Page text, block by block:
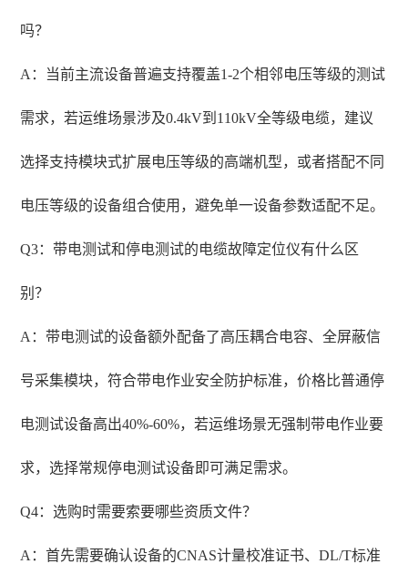
吗？
A：当前主流设备普遍支持覆盖1-2个相邻电压等级的测试
需求，若运维场景涉及0.4kV到110kV全等级电缆，建议
选择支持模块式扩展电压等级的高端机型，或者搭配不同
电压等级的设备组合使用，避免单一设备参数适配不足。
Q3：带电测试和停电测试的电缆故障定位仪有什么区
别？
A：带电测试的设备额外配备了高压耦合电容、全屏蔽信
号采集模块，符合带电作业安全防护标准，价格比普通停
电测试设备高出40%-60%，若运维场景无强制带电作业要
求，选择常规停电测试设备即可满足需求。
Q4：选购时需要索要哪些资质文件？
A：首先需要确认设备的CNAS计量校准证书、DL/T标准